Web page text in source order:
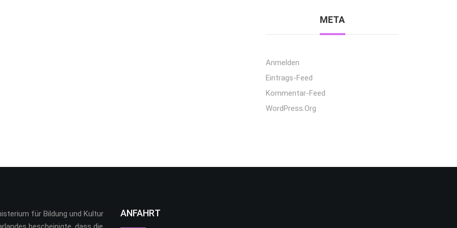
META
Anmelden
Eintrags-Feed
Kommentar-Feed
WordPress.org
für Bildung und Kultur
ANFAHRT